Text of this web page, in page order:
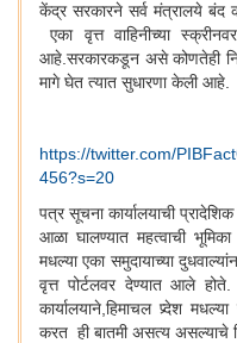
केंद्र सरकारने सर्व मंत्रालये बंद
एका वृत्त वाहिनीच्या
आहे.सरकारकडून असे कोणतेही
मागे घेत त्यात सुधारणा केली आहे.
https://twitter.com/
456?s=20
पत्र सूचना कार्यालयाची प्रादेशिक
आळा घालण्यात महत्वाची
मधल्या एका समुदायाच्या
वृत्त पोर्टलवर देण्यात आले
कार्यालयाने,हिमाचल प्र्देश
करत ही बातमी असत्य असल्याचे